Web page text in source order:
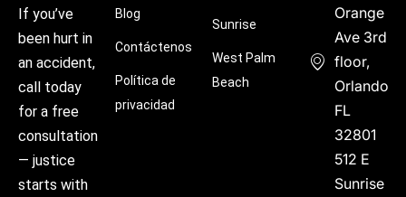
If you’ve
been hurt in
an accident,
call today
for a free
consultation
— justice
starts with
Blog
Contáctenos
Política de
privacidad
Sunrise
West Palm
Beach
Orange
Ave 3rd
floor,
Orlando,
FL
32801
512 E
Sunrise